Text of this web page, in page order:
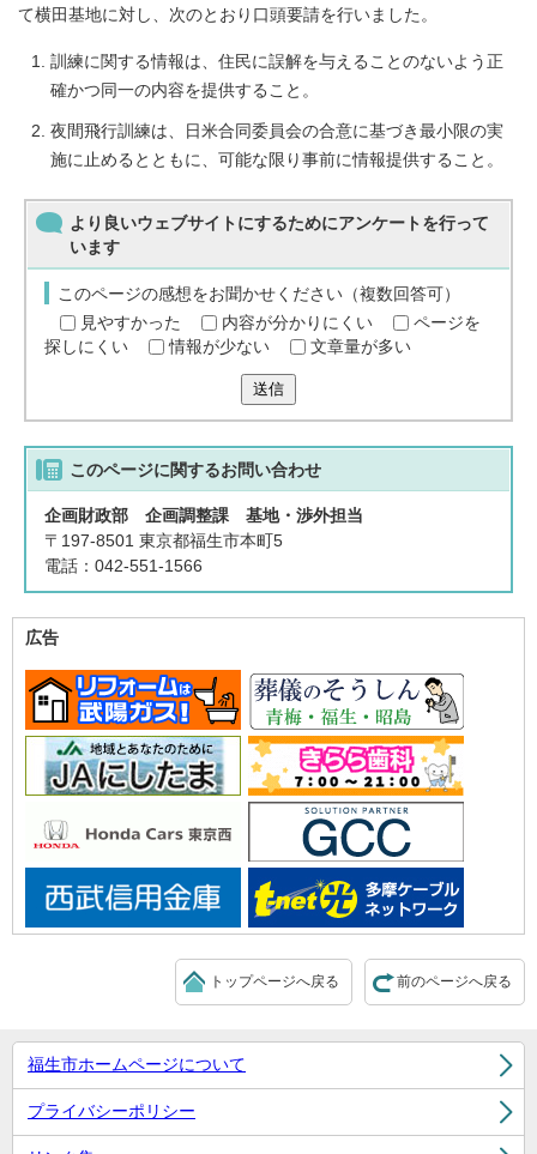
て横田基地に対し、次のとおり口頭要請を行いました。
訓練に関する情報は、住民に誤解を与えることのないよう正
確かつ同一の内容を提供すること。
夜間飛行訓練は、日米合同委員会の合意に基づき最小限の実
施に止めるとともに、可能な限り事前に情報提供すること。
より良いウェブサイトにするためにアンケートを行って
います
このページの感想をお聞かせください（複数回答可）
見やすかった
内容が分かりにくい
ページを
探しにくい
情報が少ない 文章量が多い
送信
このページに関するお問い合わせ
企画財政部 企画調整課 基地・渉外担当
〒197-8501 東京都福生市本町5
電話：042-551-1566
広告
前のページへ戻る
トップページへ戻る
福生市ホームページについて
プライバシーポリシー